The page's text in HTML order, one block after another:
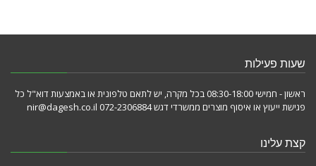
שעות פעילות
ראשון - חמישי 08:30-18:00 בכל מקרה, יש לתאם טלפונית או באמצעות דוא"ל כל
פגישת ייעוץ או איסוף מוצרים ממשרדי דגש 072-2306884 nir@dagesh.co.il
קצת עלינו